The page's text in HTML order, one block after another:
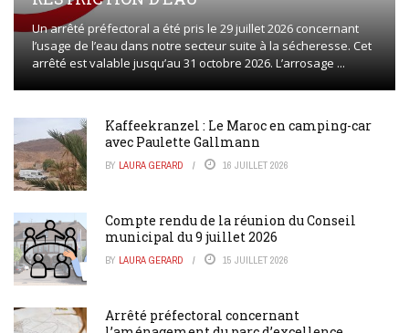
Un arrêté préfectoral a été pris le 29 juillet 2026 concernant
l’usage de l’eau dans notre secteur suite à la sécheresse. Cet
arrêté est valable jusqu’au 31 octobre 2026. L’arrosage ...
Kaffeekranzel : Le Maroc en camping-car
avec Paulette Gallmann
BY LAURA GERARD 16 JUILLET 2026
Compte rendu de la réunion du Conseil
municipal du 9 juillet 2026
BY LAURA GERARD 15 JUILLET 2026
Arrêté préfectoral concernant